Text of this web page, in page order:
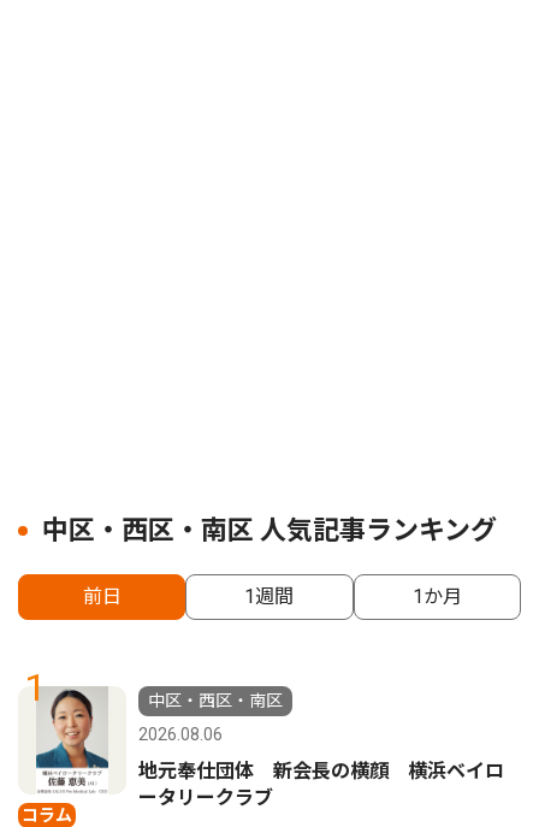
中区・西区・南区 人気記事ランキング
前日 1週間 1か月
1
コラム
中区・西区・南区
2026.08.06
地元奉仕団体 新会長の横顔 横浜ベイロ
ータリークラブ